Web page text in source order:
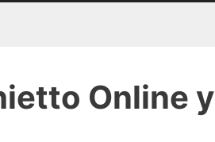
Online y